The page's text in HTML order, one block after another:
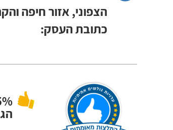
הצפוני, אזור חיפה
כתובת העסק:
95%